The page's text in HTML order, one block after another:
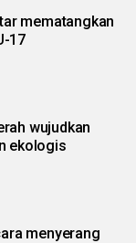
mematangkan
17
wujudkan
ekologis
menyerang